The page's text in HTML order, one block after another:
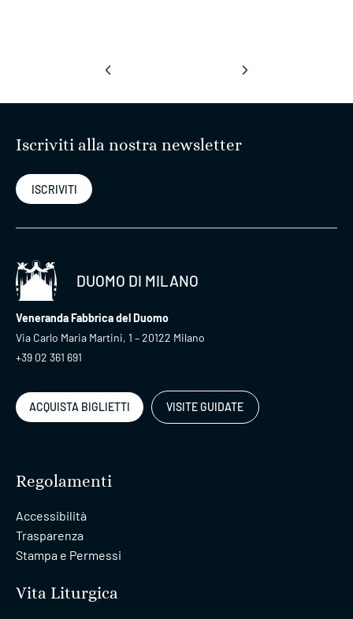
‹ ›
Iscriviti alla nostra newsletter
ISCRIVITI
DUOMO DI MILANO
Veneranda Fabbrica del Duomo
Via Carlo Maria Martini, 1 – 20122 Milano
+39 02 361 691
ACQUISTA BIGLIETTI VISITE GUIDATE
Regolamenti
Accessibilità
Trasparenza
Stampa e Permessi
Vita Liturgica